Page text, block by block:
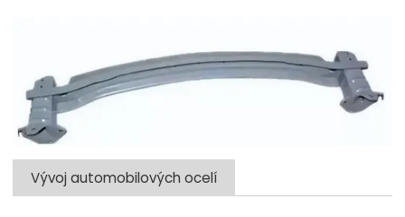
Vývoj automobilových ocelí